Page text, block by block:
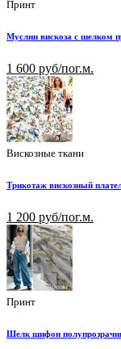
Принт
Муслин вискоза с шелком
1 600 руб/пог.м.
Вискозные ткани
Трикотаж вискозный
1 200 руб/пог.м.
Принт
Шелк шифон